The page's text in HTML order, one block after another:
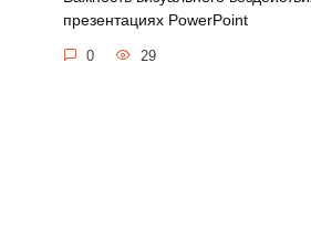
презентациях PowerPoint
0 29